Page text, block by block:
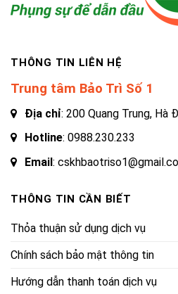
THÔNG TIN LIÊN HỆ
Trung tâm Bảo Trì Số 1
Địa chỉ: 200 Quang Trung, Hà
Hotline: 0988.230.233
Email:
THÔNG TIN CẦN BIẾT
Thỏa thuận sử dụng dịch vụ
Chính sách bảo mật thông tin
Hướng dẫn thanh toán dịch vụ